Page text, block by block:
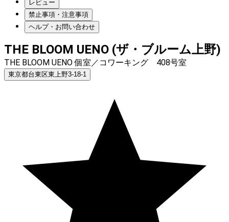
レビュー
禁止事項・注意事項
ヘルプ・お問い合わせ
THE BLOOM UENO (ザ・ブルーム上野)
THE BLOOM UENO 個室／コワーキング 408号室
東京都台東区東上野3-18-1